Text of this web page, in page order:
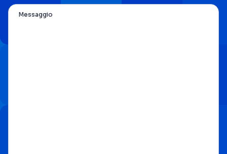
Messaggio